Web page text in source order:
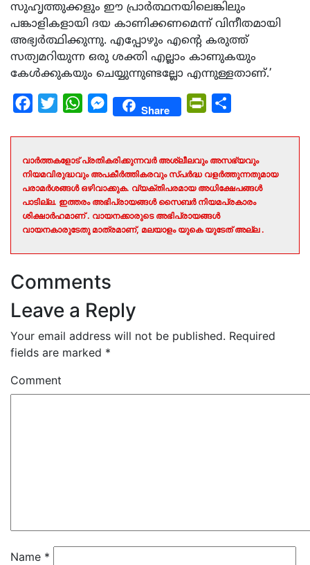
സുഹൃത്തുക്കളും ഈ പ്രാര്‍ത്ഥനയിലെങ്കിലും
പങ്കാളികളായി ദയ കാണിക്കണമെന്ന് വിനീതമായി
അഭ്യര്‍ത്ഥിക്കുന്നു. എപ്പോഴും എന്റെ കരുത്ത്
സത്യമറിയുന്ന ഒരു ശക്തി എല്ലാം കാണുകയും
കേള്‍ക്കുകയും ചെയ്യുന്നുണ്ടല്ലോ എന്നുള്ളതാണ്.’
Facebook
Twitter WhatsAppMessengerShare PrintFriendly
വാർത്തകളോട് പ്രതികരിക്കുന്നവർ അശ്ലീലവും അസഭ്യവും
നിയമവിരുദ്ധവും അപകീർത്തികരവും സ്പർദ്ധ വളർത്തുന്നതുമായ
പരാമർശങ്ങൾ ഒഴിവാക്കുക. വ്യക്തിപരമായ അധിക്ഷേപങ്ങൾ
പാടില്ല. ഇത്തരം അഭിപ്രായങ്ങൾ സൈബർ നിയമപ്രകാരം
ശിക്ഷാർഹമാണ് . വായനക്കാരുടെ അഭിപ്രായങ്ങൾ
വായനകാരുടേതു മാത്രമാണ്, മലയാളം യുകെ യുടേത് അല്ല .
Comments
Leave a Reply
Your email address will not be published. Required
fields are marked *
Comment
Name *